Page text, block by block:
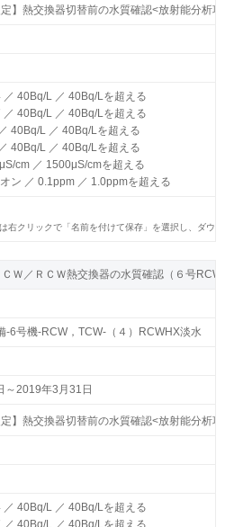
定】熱交換器切替前の水質確認<放射能分析
／ 40Bq/L ／ 40Bq/Lを超える
／ 40Bq/L ／ 40Bq/Lを超える
40Bq/L ／ 40Bq/Lを超える
40Bq/L ／ 40Bq/Lを超える
cm ／ 1500μS/cmを超える
ン ／ 0.1ppm ／ 1.0ppmを超える
右クリックで「名前を付けて保存」を選択し、ダウ
定】熱交換器切替前の水質確認<放射能分析
／ 40Bq/L ／ 40Bq/Lを超える
／ 40Bq/L ／ 40Bq/Lを超える
40Bq/L ／ 40Bq/Lを超える
40Bq/L ／ 40Bq/Lを超える
cm ／ 1500μS/cmを超える
ン ／ 0.1ppm ／ 1.0ppmを超える
右クリックで「名前を付けて保存」を選択し、ダウ
Ｗ／ＲＣＷ熱交換器の水質確認（６号RCW
-6号機-RCW，TCW-（４）RCWHX淡水
～2019年3月31日
定】熱交換器切替前の水質確認<放射能分析
／ 40Bq/L ／ 40Bq/Lを超える
／ 40Bq/L ／ 40Bq/Lを超える
Ｗ／ＲＣＷ熱交換器の水質確認（６号RCW
-6号機-RCW，TCW-（４）RCWHX淡水
～2019年3月31日
定】熱交換器切替前の水質確認<放射能分析
／ 40Bq/L ／ 40Bq/Lを超える
／ 40Bq/L ／ 40Bq/Lを超える